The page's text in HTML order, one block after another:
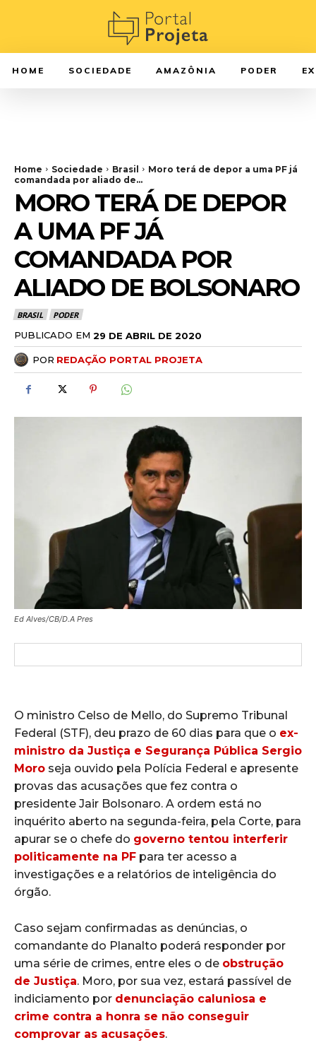
HOME SOCIEDADE AMAZÔNIA PODER
Home Sociedade Brasil
Moro terá de depor a uma PF já
comandada por aliado de...
MORO TERÁ DE DEPOR
A UMA PF JÁ
COMANDADA POR
ALIADO DE BOLSONARO
BRASIL PODER
PUBLICADO EM 29 DE ABRIL DE 2020
POR REDAÇÃO PORTAL PROJETA
Ed Alves/CB/D.A Pres
O ministro Celso de Mello, do Supremo Tribunal
Federal (STF), deu prazo de 60 dias para que o ex-
ministro da Justiça e Segurança Pública Sergio
Moro seja ouvido pela Polícia Federal e apresente
provas das acusações que fez contra o
presidente Jair Bolsonaro. A ordem está no
inquérito aberto na segunda-feira, pela Corte, para
apurar se o chefe do governo tentou interferir
politicamente na PF para ter acesso a
investigações e a relatórios de inteligência do
órgão.
Caso sejam confirmadas as denúncias, o
comandante do Planalto poderá responder por
uma série de crimes, entre eles o de obstrução
de Justiça. Moro, por sua vez, estará passível de
indiciamento por denunciação caluniosa e
crime contra a honra se não conseguir
comprovar as acusações.